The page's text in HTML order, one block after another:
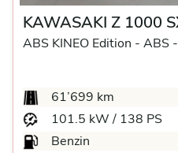
KAWASAKI Z 1000
ABS KINEO Edition - ABS -
61’699 km
101.5 kW / 138 PS
Benzin